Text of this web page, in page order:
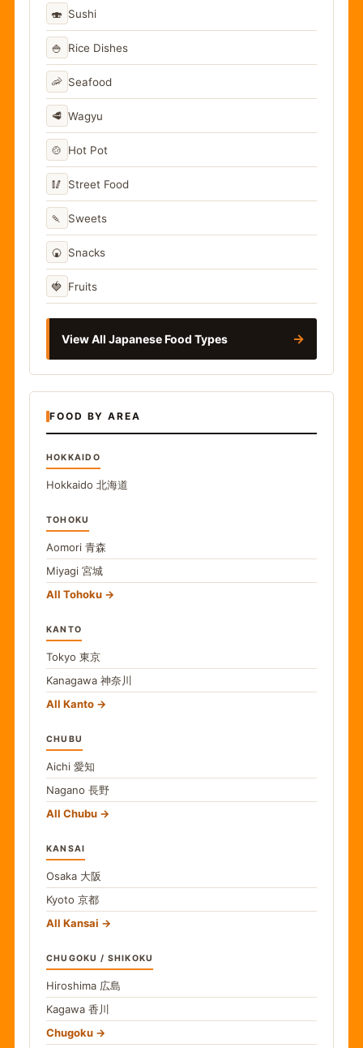
🍣 Sushi
🍚 Rice Dishes
🦐 Seafood
🥩 Wagyu
🍲 Hot Pot
🥢 Street Food
🍡 Sweets
🍘 Snacks
🍓 Fruits
View All Japanese Food Types →
FOOD BY AREA
HOKKAIDO
Hokkaido 北海道
TOHOKU
Aomori 青森
Miyagi 宮城
All Tohoku
KANTO
Tokyo 東京
Kanagawa 神奈川
All Kanto
CHUBU
Aichi 愛知
Nagano 長野
All Chubu
KANSAI
Osaka 大阪
Kyoto 京都
All Kansai
CHUGOKU / SHIKOKU
Hiroshima 広島
Kagawa 香川
Chugoku